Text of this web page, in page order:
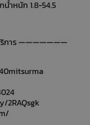
นํ้าหนัก 1.8-54.5
ริการ ———————
2RAQsgk